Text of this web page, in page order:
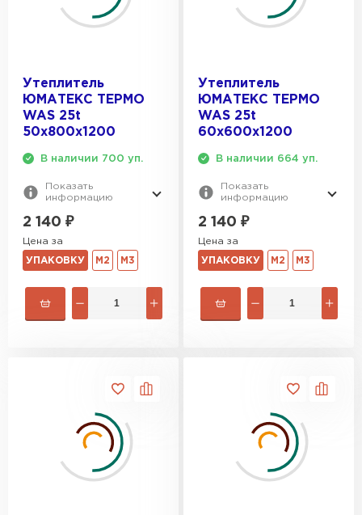
Утеплитель
ЮМАТЕКС ТЕРМО
WAS 25t
50х800х1200
В наличии 700 уп.
Показать
информацию
2 140 ₽
Цена за
УПАКОВКУ М2 М3
Утеплитель
ЮМАТЕКС ТЕРМО
WAS 25t
60х600х1200
В наличии 664 уп.
Показать
информацию
2 140 ₽
Цена за
УПАКОВКУ М2 М3
Утеплитель Эковер
Утеплитель Тимплэкс
ПЕРЕЙТИ
Утеплитель Изовол
Утеплитель Теплекс
Утеплитель Термит
Утеплитель Isotec
Утеплитель Брит
Утеплитель Basfiber
Утеплитель Xotpipe